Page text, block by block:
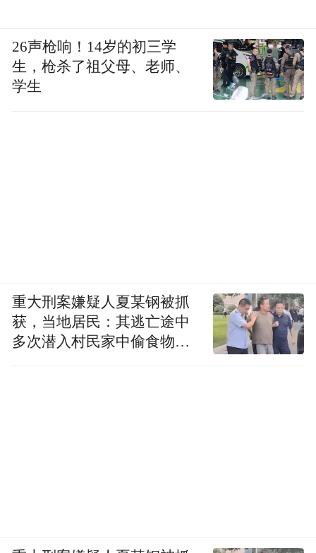
26声枪响！14岁的初三学
生，枪杀了祖父母、老师、
学生
重大刑案嫌疑人夏某钢被抓
获，当地居民：其逃亡途中
多次潜入村民家中偷食物被